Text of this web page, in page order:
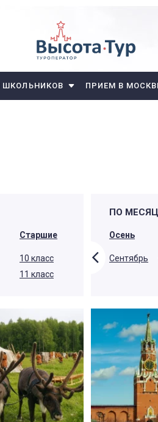
ШКОЛЬНИКОВ ПРИЕМ В
Старшие
10 класс
11 класс
ПО
Июль
Осень
Сентябрь